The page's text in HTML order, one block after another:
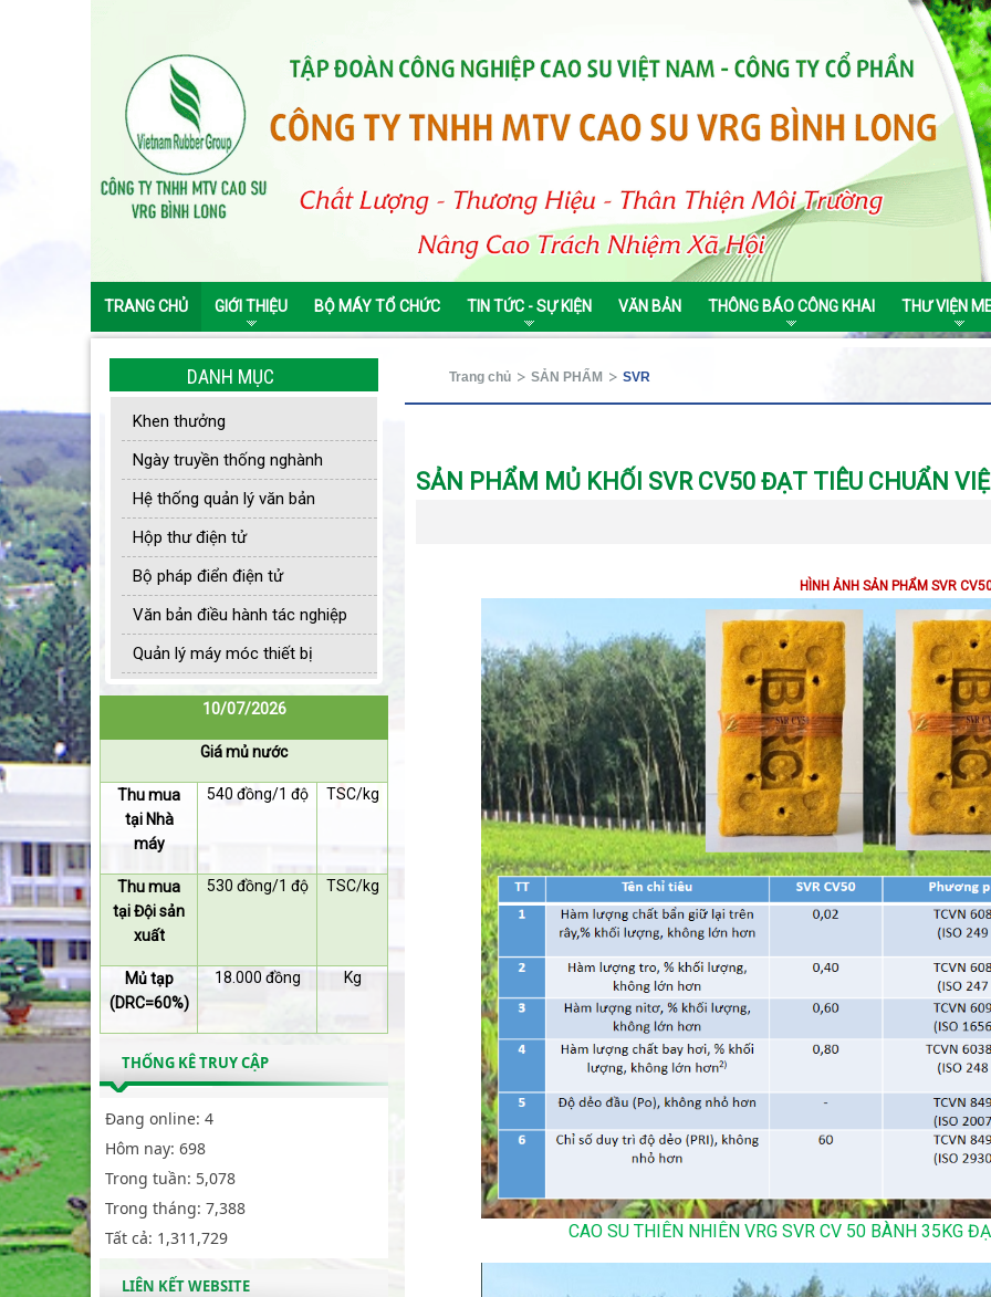
TRANG CHỦ GIỚI THIỆU BỘ MÁY TỔ CHỨC TIN TỨC - SỰ KIỆN VĂN BẢN THÔNG BÁO CÔNG KHAI THƯ VIỆN
DANH MỤC
Khen thưởng
Ngày truyền thống nghành
Hệ thống quản lý văn bản
Hộp thư điện tử
Bộ pháp điển điện tử
Văn bản điều hành tác nghiệp
Quản lý máy móc thiết bị
10/07/2026
Giá mủ nước
Thu mua
tại Nhà
máy
540 đồng/1 độ TSC/kg
Thu mua
tại Đội sản
xuất
530 đồng/1 độ TSC/kg
Mủ tạp
(DRC=60%)
18.000 đồng Kg
THỐNG KÊ TRUY CẬP
Đang online: 4
Hôm nay: 698
Trong tuần: 5,078
Trong tháng: 7,388
Tất cả: 1,311,729
LIÊN KẾT WEBSITE
Trang chủ SẢN PHẨM SVR
SẢN PHẨM MỦ KHỐI SVR CV50 ĐẠT TIÊU CHUẨN
HÌNH ẢNH SẢN PHẨM SVR
CAO SU THIÊN NHIÊN VRG SVR CV 50 BÀNH 35KG